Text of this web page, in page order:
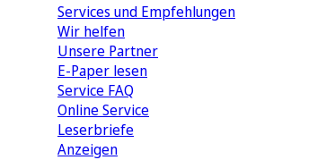
Services und Empfehlungen
Wir helfen
Unsere Partner
E-Paper lesen
Service FAQ
Online Service
Leserbriefe
Anzeigen